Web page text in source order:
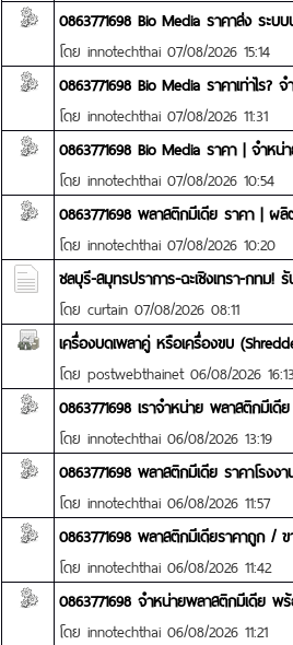
0863771698 Bio Media ราคาส่ง ระบ
โดย innotechthai 07/08/2026 15:14
0863771698 Bio Media ราคาเท่าไร?
โดย innotechthai 07/08/2026 11:31
0863771698 Bio Media ราคา | จำหน่
โดย innotechthai 07/08/2026 10:54
0863771698 พลาสติกมีเดีย ราคา | ผ
โดย innotechthai 07/08/2026 10:20
ชลบุรี-สมุทรปราการ-ฉะเชิงเทรา-กทม
โดย curtain 07/08/2026 08:11
เครื่องบดเพลาคู่ หรือเครื่องขบ
โดย postwebthainet 06/08/2026
0863771698 เราจำหน่าย พลาสติกมีเ
โดย innotechthai 06/08/2026 13:19
0863771698 พลาสติกมีเดีย ราคาโรง
โดย innotechthai 06/08/2026 11:57
0863771698 พลาสติกมีเดียราคาถูก /
โดย innotechthai 06/08/2026 11:42
0863771698 จำหน่ายพลาสติกมีเดีย พ
โดย innotechthai 06/08/2026 11:21